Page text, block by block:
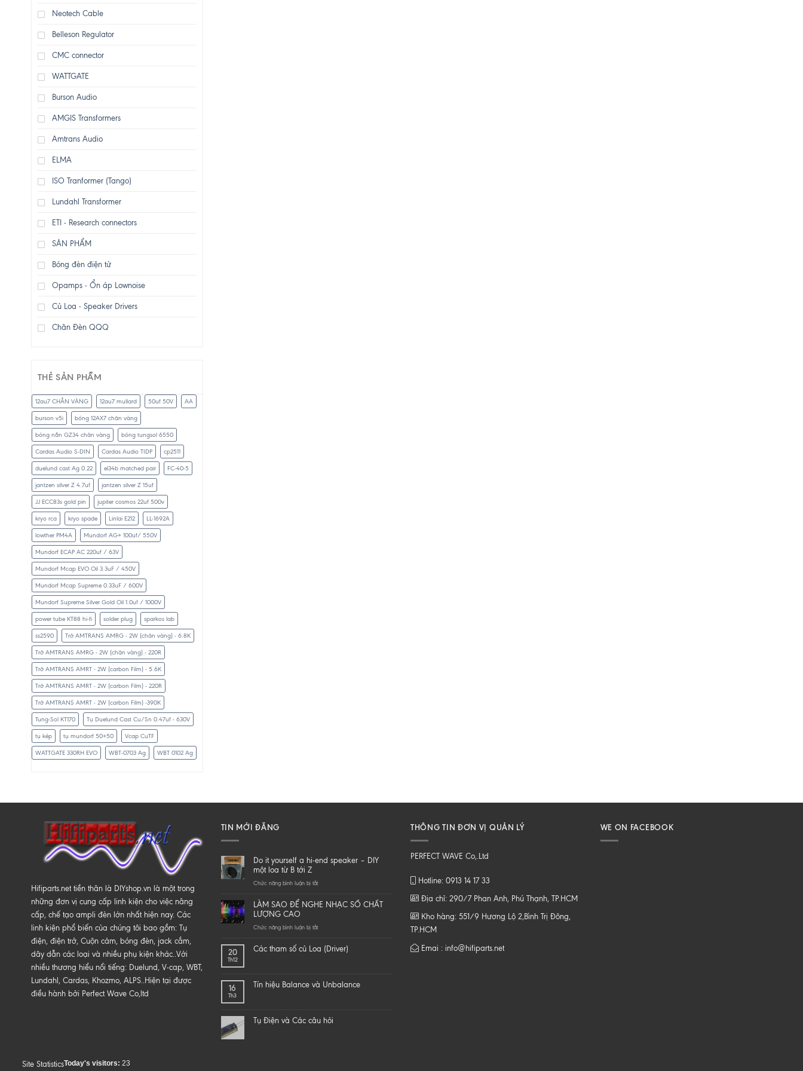
Neotech Cable
Belleson Regulator
CMC connector
WATTGATE
Burson Audio
AMGIS Transformers
Amtrans Audio
ELMA
ISO Tranformer (Tango)
Lundahl Transformer
ETI - Research connectors
SẢN PHẨM
Bóng đèn điện tử
Opamps - Ổn áp Lownoise
Củ Loa - Speaker Drivers
Chân Đèn QQQ
THẺ SẢN PHẨM
12au7 CHÂN VÀNG 12au7 mullard 50uf 50V AA
burson v5i bóng 12AX7 chân vàng
bóng nắn GZ34 chân vàng bóng tungsol 6550
Cardas Audio S-DIN Cardas Audio TIDP cp2511
duelund cast Ag 0.22 el34b matched pair FC-40-5
jantzen silver Z 4.7uf jantzen silver Z 15uf
JJ ECC83s gold pin jupiter cosmos 22uf 500v
kryo rca kryo spade Linlai E212 LL-1692A
lowther PM4A Mundorf AG+ 100uf/ 550V
Mundorf ECAP AC 220uf / 63V
Mundorf Mcap EVO Oil 3.3uF / 450V
Mundorf Mcap Supreme 0.33uF / 600V
Mundorf Supreme Silver Gold Oil 1.0uf / 1000V
power tube KT88 hi-fi solder plug sparkos lab
ss2590 Trở AMTRANS AMRG - 2W (chân vàng) - 6.8K
Trở AMTRANS AMRG - 2W (chân vàng) - 220R
Trở AMTRANS AMRT - 2W (carbon Film) - 5.6K
Trở AMTRANS AMRT - 2W (carbon Film) - 220R
Trở AMTRANS AMRT - 2W (carbon Film) -390K
Tung-Sol KT170 Tụ Duelund Cast Cu/Sn 0.47uf - 630V
tụ kép tụ mundorf 50+50 Vcap CuTF
WATTGATE 330RH EVO WBT-0703 Ag WBT 0102 Ag
Hifiparts.net tiền thân là DIYshop.vn là một trong
những đơn vị cung cấp linh kiện cho việc nâng
cấp, chế tạo ampli đèn lớn nhất hiện nay. Các
linh kiện phổ biến của chúng tôi bao gồm: Tụ
điện, điện trở, Cuộn cảm, bóng đèn, jack cắm,
dây dẫn các loại và nhiều phụ kiện khác..Với
nhiều thương hiểu nổi tiếng: Duelund, V-cap, WBT,
Lundahl, Cardas, Khozmo, ALPS..Hiện tại được
điều hành bởi Perfect Wave Co,ltd
TIN MỚI ĐĂNG
Do it yourself a hi-end speaker – DIY
một loa từ B tới Z
Chức năng bình luận bị tắtở
it
hi-
speaker
loa
LÀM SAO ĐỂ NGHE NHẠC SỐ CHẤT
LƯỢNG CAO
Chức năng bình luận bị tắtở
SAO
SỐ
20
Th12
Các tham số củ Loa (Driver)
16
Th3
Tín hiệu Balance và Unbalance
Tụ Điện và Các câu hỏi
THÔNG TIN ĐƠN VỊ QUẢN LÝ
PERFECT WAVE Co,.Ltd
Hotline: 0913 14 17 33
Địa chỉ: 290/7 Phan Anh, Phú Thạnh, TP.HCM
Kho hàng: 551/9 Hương Lộ 2,Bình Trị Đông,
TP.HCM
Emai : info@hifiparts.net
WE ON FACEBOOK
Site StatisticsToday's visitors: 23